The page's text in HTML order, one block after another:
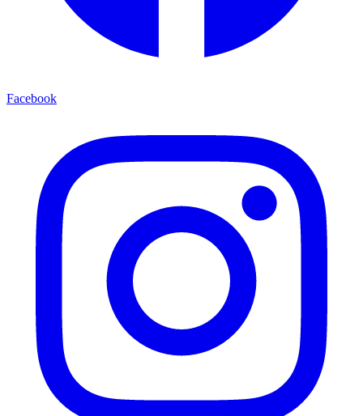
Facebook